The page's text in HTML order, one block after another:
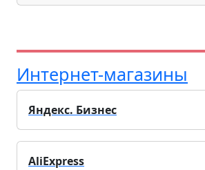
Интернет-магазины
Яндекс. Бизнес
AliExpress